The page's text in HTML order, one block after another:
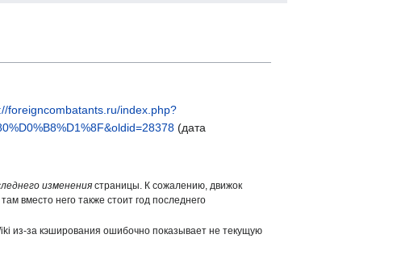
foreigncombatants.ru/index.php?
(дата
изменениястраницы. К сожалению, движок
вместо него также стоит год последнего
из-за кэширования ошибочно показывает не текущую